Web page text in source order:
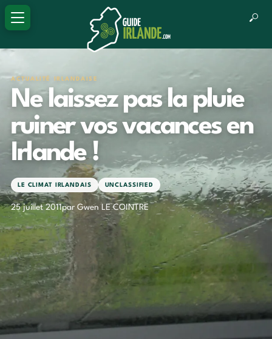
ACTUALITÉ IRLANDAISE
Ne laissez pas la pluie
ruiner vos vacances en
Irlande !
LE CLIMAT IRLANDAIS UNCLASSIFIED
25 juillet 2011par Gwen LE COINTRE